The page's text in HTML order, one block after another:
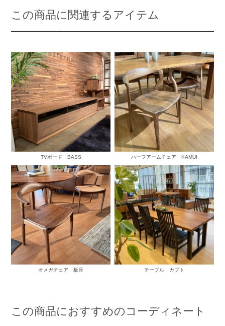
この商品に関連するアイテム
TVボード BASS ハーフアームチェア KAMUI
オメガチェア 板座 テーブル カブト
この商品におすすめのコーディネート